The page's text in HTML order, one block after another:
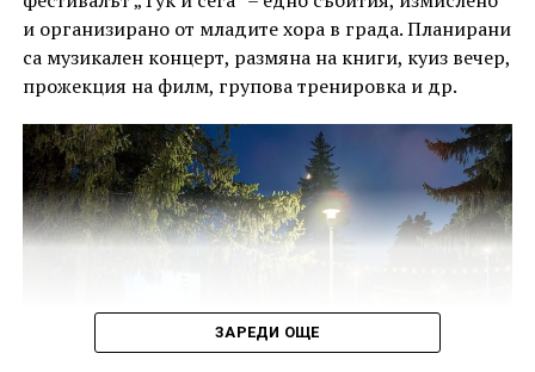
и организирано от младите хора в града. Планирани
са музикален концерт, размяна на книги, куиз вечер,
прожекция на филм, групова тренировка и др.
ЗАРЕДИ ОЩЕ